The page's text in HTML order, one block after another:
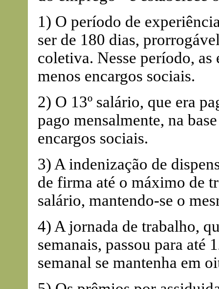
1) O período de
ser de 180 dias,
coletiva. Nesse período, as
menos encargos sociais.
2) O 13º salário, que era
pago mensalmente, na
encargos sociais.
3) A indenização de
de firma até o máximo de
salário, mantendo-se o
4) A jornada de trabalho,
semanais, passou para até
semanal se mantenha em